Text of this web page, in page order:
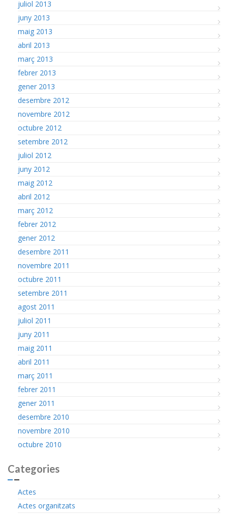
juliol 2013
juny 2013
maig 2013
abril 2013
març 2013
febrer 2013
gener 2013
desembre 2012
novembre 2012
octubre 2012
setembre 2012
juliol 2012
juny 2012
maig 2012
abril 2012
març 2012
febrer 2012
gener 2012
desembre 2011
novembre 2011
octubre 2011
setembre 2011
agost 2011
juliol 2011
juny 2011
maig 2011
abril 2011
març 2011
febrer 2011
gener 2011
desembre 2010
novembre 2010
octubre 2010
Categories
Actes
Actes organitzats